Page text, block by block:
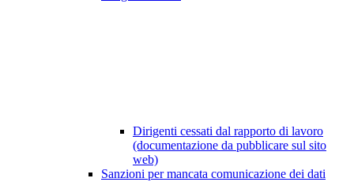
Dirigenti cessati dal rapporto di lavoro
(documentazione da pubblicare sul sito
web)
Sanzioni per mancata comunicazione dei dati